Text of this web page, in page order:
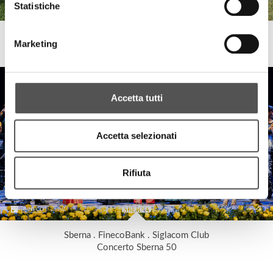
Statistiche
Marketing
Accetta tutti
Accetta selezionati
Rifiuta
Sberna . FinecoBank . Siglacom Club
Concerto Sberna 50